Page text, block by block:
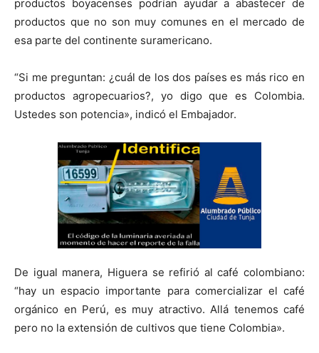
productos boyacenses podrían ayudar a abastecer de
productos que no son muy comunes en el mercado de
esa parte del continente suramericano.
“Si me preguntan: ¿cuál de los dos países es más rico en
productos agropecuarios?, yo digo que es Colombia.
Ustedes son potencia», indicó el Embajador.
De igual manera, Higuera se refirió al café colombiano:
“hay un espacio importante para comercializar el café
orgánico en Perú, es muy atractivo. Allá tenemos café
pero no la extensión de cultivos que tiene Colombia».